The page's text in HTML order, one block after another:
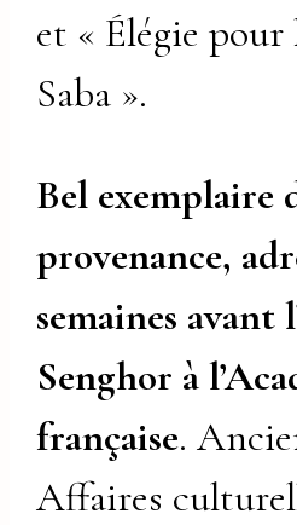
et « Élégie pour
Saba ».
Bel exemplaire
provenance,
semaines avant
Senghor à
française.
Affaires